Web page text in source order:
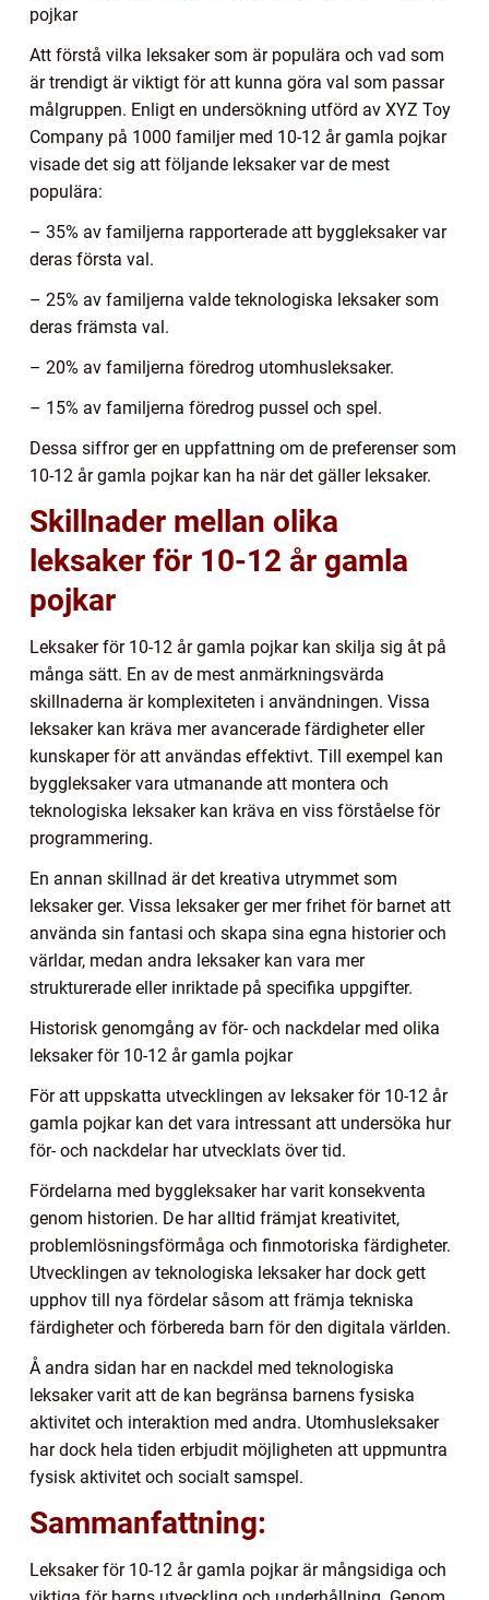
pojkar
Att förstå vilka leksaker som är populära och vad som
är trendigt är viktigt för att kunna göra val som passar
målgruppen. Enligt en undersökning utförd av XYZ Toy
Company på 1000 familjer med 10-12 år gamla pojkar
visade det sig att följande leksaker var de mest
populära:
– 35% av familjerna rapporterade att byggleksaker var
deras första val.
– 25% av familjerna valde teknologiska leksaker som
deras främsta val.
– 20% av familjerna föredrog utomhusleksaker.
– 15% av familjerna föredrog pussel och spel.
Dessa siffror ger en uppfattning om de preferenser som
10-12 år gamla pojkar kan ha när det gäller leksaker.
Skillnader mellan olika
leksaker för 10-12 år gamla
pojkar
Leksaker för 10-12 år gamla pojkar kan skilja sig åt på
många sätt. En av de mest anmärkningsvärda
skillnaderna är komplexiteten i användningen. Vissa
leksaker kan kräva mer avancerade färdigheter eller
kunskaper för att användas effektivt. Till exempel kan
byggleksaker vara utmanande att montera och
teknologiska leksaker kan kräva en viss förståelse för
programmering.
En annan skillnad är det kreativa utrymmet som
leksaker ger. Vissa leksaker ger mer frihet för barnet att
använda sin fantasi och skapa sina egna historier och
världar, medan andra leksaker kan vara mer
strukturerade eller inriktade på specifika uppgifter.
Historisk genomgång av för- och nackdelar med olika
leksaker för 10-12 år gamla pojkar
För att uppskatta utvecklingen av leksaker för 10-12 år
gamla pojkar kan det vara intressant att undersöka hur
för- och nackdelar har utvecklats över tid.
Fördelarna med byggleksaker har varit konsekventa
genom historien. De har alltid främjat kreativitet,
problemlösningsförmåga och finmotoriska färdigheter.
Utvecklingen av teknologiska leksaker har dock gett
upphov till nya fördelar såsom att främja tekniska
färdigheter och förbereda barn för den digitala världen.
Å andra sidan har en nackdel med teknologiska
leksaker varit att de kan begränsa barnens fysiska
aktivitet och interaktion med andra. Utomhusleksaker
har dock hela tiden erbjudit möjligheten att uppmuntra
fysisk aktivitet och socialt samspel.
Sammanfattning:
Leksaker för 10-12 år gamla pojkar är mångsidiga och